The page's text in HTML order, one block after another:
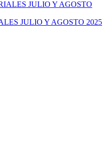
JULIO Y AGOSTO 2025